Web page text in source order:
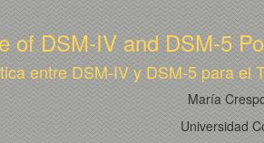
of DSM-IV and DSM-5
entre DSM-IV y DSM-5 para
María
Universidad